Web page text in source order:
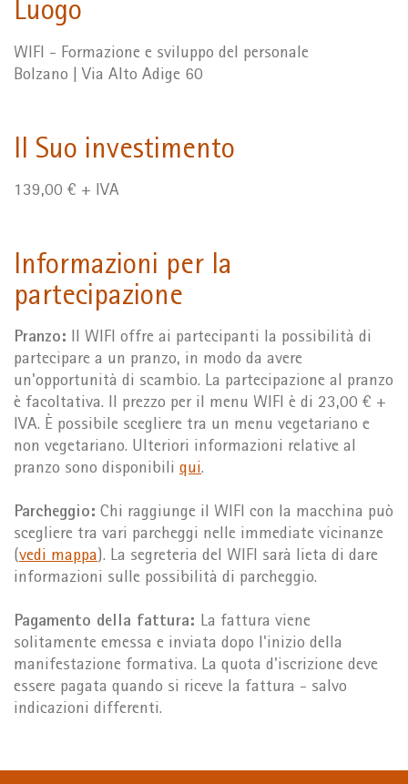
Luogo
WIFI - Formazione e sviluppo del personale
Bolzano | Via Alto Adige 60
Il Suo investimento
139,00 € + IVA
Informazioni per la
partecipazione
Pranzo: Il WIFI offre ai partecipanti la possibilità di
partecipare a un pranzo, in modo da avere
un'opportunità di scambio. La partecipazione al pranzo
è facoltativa. Il prezzo per il menu WIFI è di 23,00 € +
IVA. È possibile scegliere tra un menu vegetariano e
non vegetariano. Ulteriori informazioni relative al
pranzo sono disponibili qui.
Parcheggio: Chi raggiunge il WIFI con la macchina può
scegliere tra vari parcheggi nelle immediate vicinanze
(vedi mappa). La segreteria del WIFI sarà lieta di dare
informazioni sulle possibilità di parcheggio.
Pagamento della fattura: La fattura viene
solitamente emessa e inviata dopo l'inizio della
manifestazione formativa. La quota d'iscrizione deve
essere pagata quando si riceve la fattura - salvo
indicazioni differenti.